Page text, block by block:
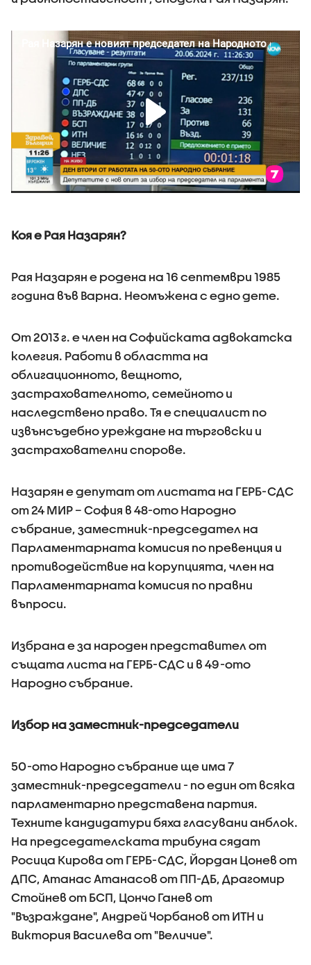
Коя е Рая Назарян?
Рая Назарян е родена на 16 септември 1985
година във Варна. Неомъжена с едно дете.
От 2013 г. е член на Софийската адвокатска
колегия. Работи в областта на
облигационното, вещното,
застрахователното, семейното и
наследствено право. Тя е специалист по
извънсъдебно уреждане на търговски и
застрахователни спорове.
Назарян е депутат от листата на ГЕРБ-СДС
от 24 МИР – София в 48-ото Народно
събрание, заместник-председател на
Парламентарната комисия по превенция и
противодействие на корупцията, член на
Парламентарната комисия по правни
въпроси.
Избрана е за народен представител от
същата листа на ГЕРБ-СДС и в 49-ото
Народно събрание.
Избор на заместник-председатели
50-ото Народно събрание ще има 7
заместник-председатели - по един от всяка
парламентарно представена партия.
Техните кандидатури бяха гласувани анблок.
На председателската трибуна сядат
Росица Кирова от ГЕРБ-СДС, Йордан Цонев от
ДПС, Атанас Атанасов от ПП-ДБ, Драгомир
Стойнев от БСП, Цончо Ганев от
"Възраждане", Андрей Чорбанов от ИТН и
Виктория Василева от "Величие".